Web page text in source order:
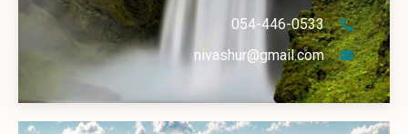
054-446-0533
nivashur@gmail.com